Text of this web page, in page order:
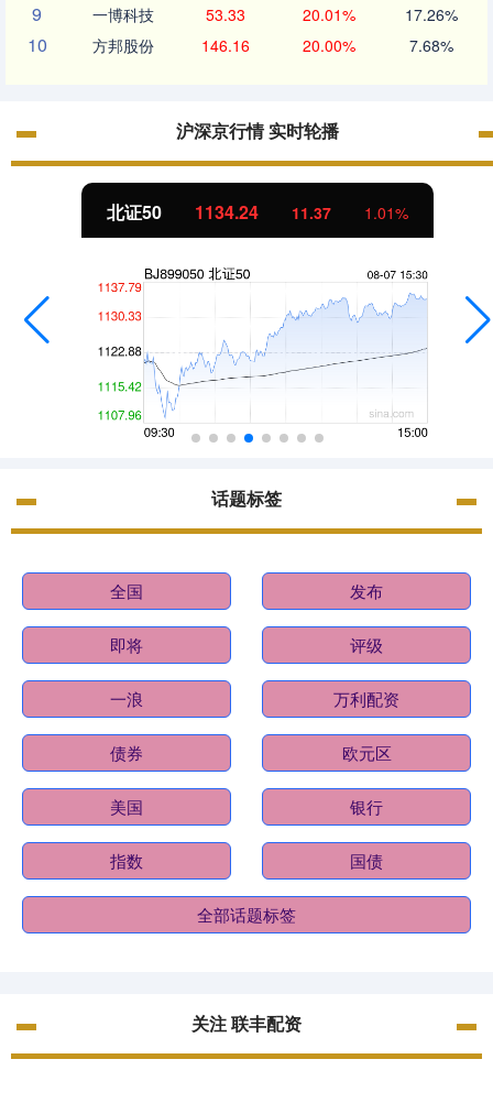
9 一博科技 53.33 20.01% 17.26%
10 方邦股份 146.16 20.00% 7.68%
沪深京行情 实时轮播
北证50 1134.24 11.37 1.01%
话题标签
全国 发布
即将 评级
一浪 万利配资
债券 欧元区
美国 银行
指数 国债
全部话题标签
关注 联丰配资